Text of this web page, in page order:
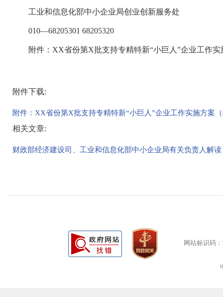
工业和信息化部中小企业局创业创新服务处
010—68205301 68205320
附件：XX省份第X批支持专精特新“小巨人”企业工作实
附件下载:
附件：XX省份第X批支持专精特新“小巨人”企业工作实施方案
相关文章:
财政部经济建设司、工业和信息化部中小企业局有关负责人解
网站标识码